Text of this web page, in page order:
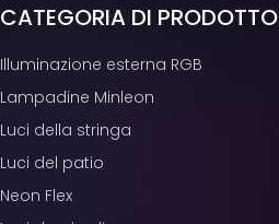
CATEGORIA DI PRODOTTO
Illuminazione esterna RGB
Lampadine Minleon
Luci della stringa
Luci del patio
Neon Flex